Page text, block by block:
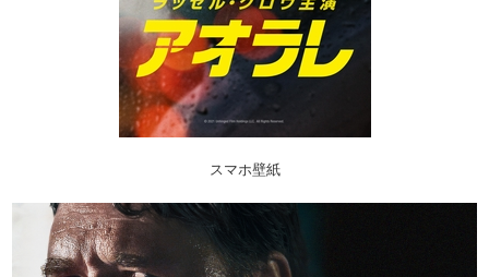
スマホ壁紙